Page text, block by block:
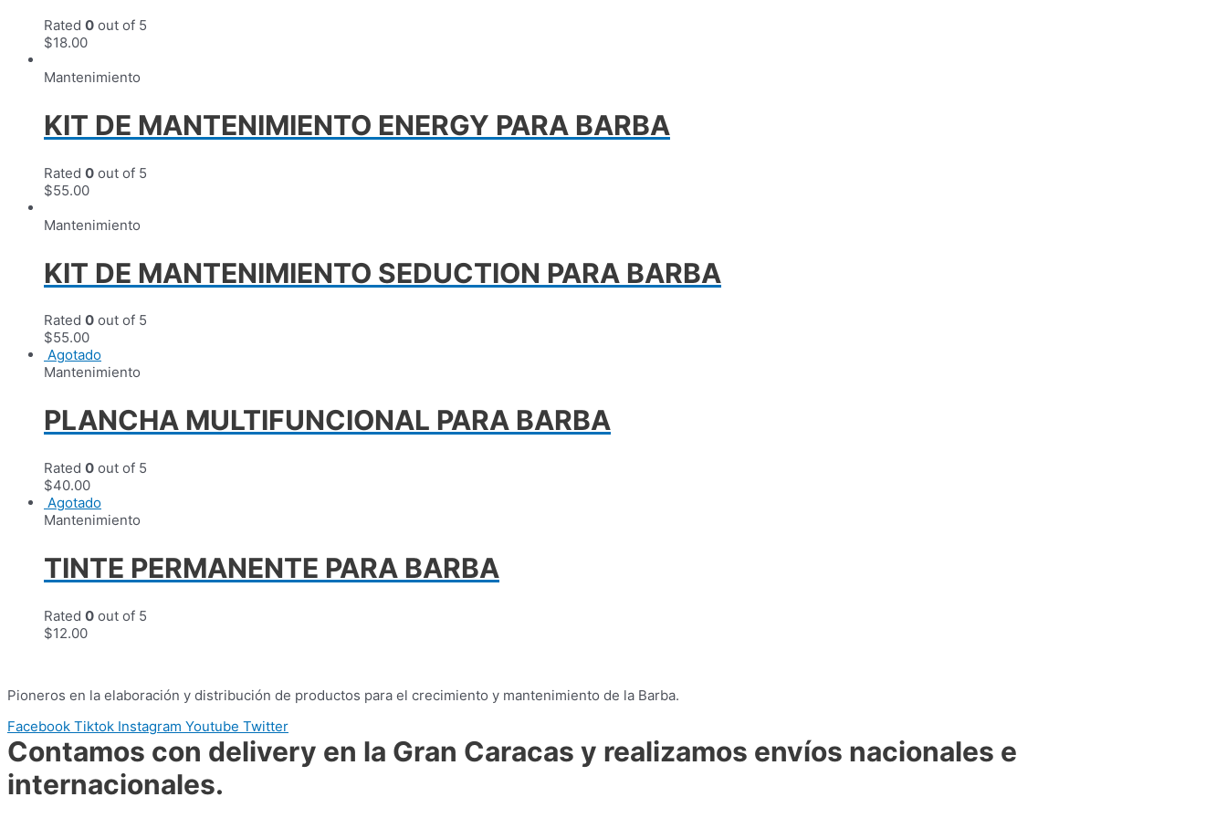
Rated 0 out of 5
$18.00
Mantenimiento
KIT DE MANTENIMIENTO ENERGY PARA BARBA
Rated 0 out of 5
$55.00
Mantenimiento
KIT DE MANTENIMIENTO SEDUCTION PARA BARBA
Rated 0 out of 5
$55.00
Agotado
Mantenimiento
PLANCHA MULTIFUNCIONAL PARA BARBA
Rated 0 out of 5
$40.00
Agotado
Mantenimiento
TINTE PERMANENTE PARA BARBA
Rated 0 out of 5
$12.00
Pioneros en la elaboración y distribución de productos para el crecimiento y mantenimiento de la Barba.
Facebook Tiktok Instagram Youtube Twitter
Contamos con delivery en la Gran Caracas y realizamos envíos nacionales e
internacionales.